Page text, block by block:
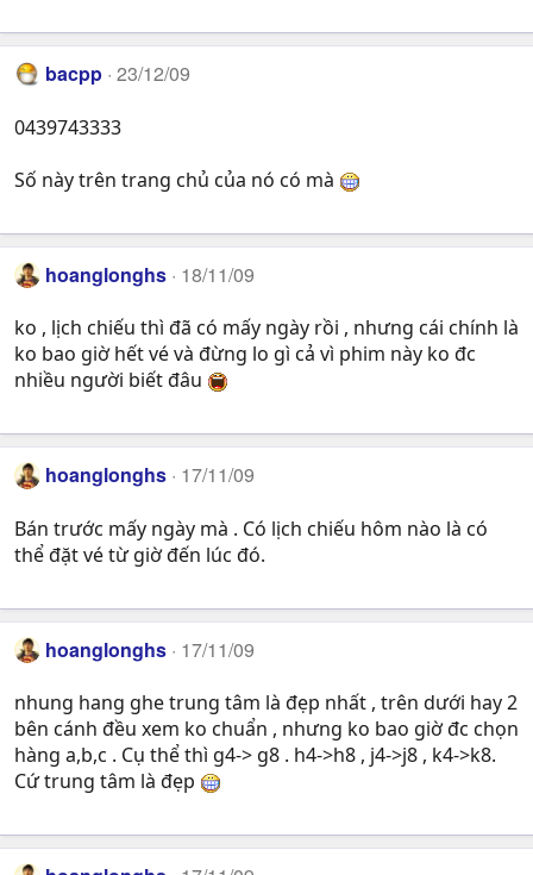
bacpp 23/12/09
0439743333
Số này trên trang chủ của nó có mà
hoanglonghs 18/11/09
ko , lịch chiếu thì đã có mấy ngày rồi , nhưng cái chính là
ko bao giờ hết vé và đừng lo gì cả vì phim này ko đc
nhiều người biết đâu
hoanglonghs 17/11/09
Bán trước mấy ngày mà . Có lịch chiếu hôm nào là có
thể đặt vé từ giờ đến lúc đó.
hoanglonghs 17/11/09
nhung hang ghe trung tâm là đẹp nhất , trên dưới hay 2
bên cánh đều xem ko chuẩn , nhưng ko bao giờ đc chọn
hàng a,b,c . Cụ thể thì g4-> g8 . h4->h8 , j4->j8 , k4->k8.
Cứ trung tâm là đẹp